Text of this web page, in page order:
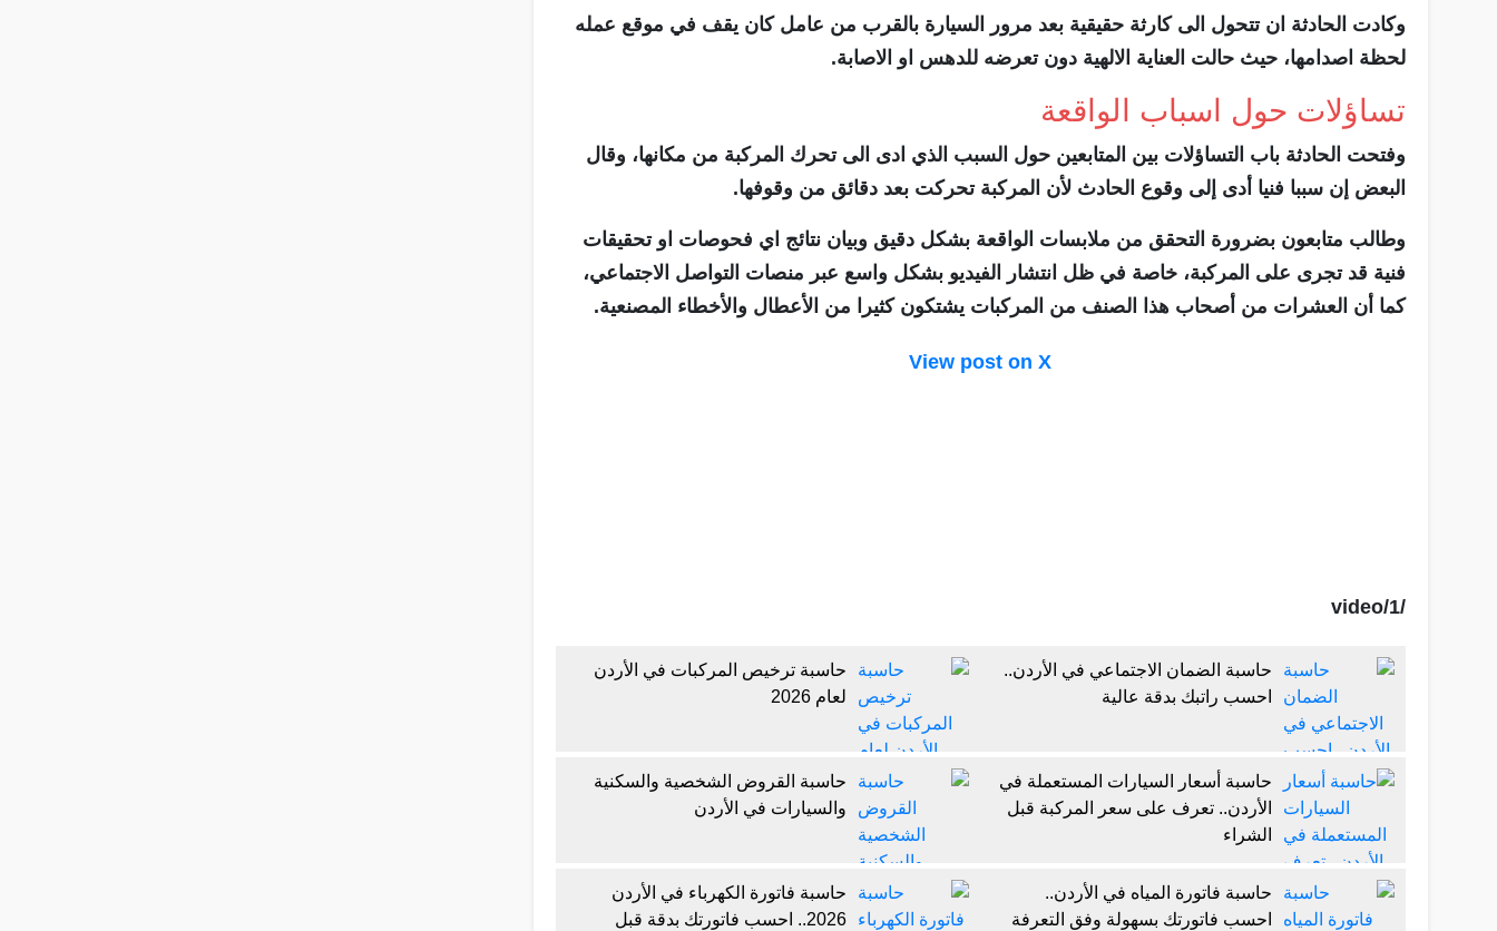
وكادت الحادثة ان تتحول الى كارثة حقيقية بعد مرور السيارة بالقرب من عامل كان يقف في موقع عمله
لحظة اصدامها، حيث حالت العناية الالهية دون تعرضه للدهس او الاصابة.
تساؤلات حول اسباب الواقعة
وفتحت الحادثة باب التساؤلات بين المتابعين حول السبب الذي ادى الى تحرك المركبة من مكانها، وقال
البعض إن سببا فنيا أدى إلى وقوع الحادث لأن المركبة تحركت بعد دقائق من وقوفها.
وطالب متابعون بضرورة التحقق من ملابسات الواقعة بشكل دقيق وبيان نتائج اي فحوصات او تحقيقات
فنية قد تجرى على المركبة، خاصة في ظل انتشار الفيديو بشكل واسع عبر منصات التواصل الاجتماعي،
كما أن العشرات من أصحاب هذا الصنف من المركبات يشتكون كثيرا من الأعطال والأخطاء المصنعية.
View post on X
/video/1
حاسبة الضمان الاجتماعي في الأردن..
احسب راتبك بدقة عالية
حاسبة ترخيص المركبات في الأردن
لعام 2026
حاسبة أسعار السيارات المستعملة في
الأردن.. تعرف على سعر المركبة قبل
الشراء
حاسبة القروض الشخصية والسكنية
والسيارات في الأردن
حاسبة فاتورة المياه في الأردن..
احسب فاتورتك بسهولة وفق التعرفة
حاسبة فاتورة الكهرباء في الأردن
2026.. احسب فاتورتك بدقة قبل